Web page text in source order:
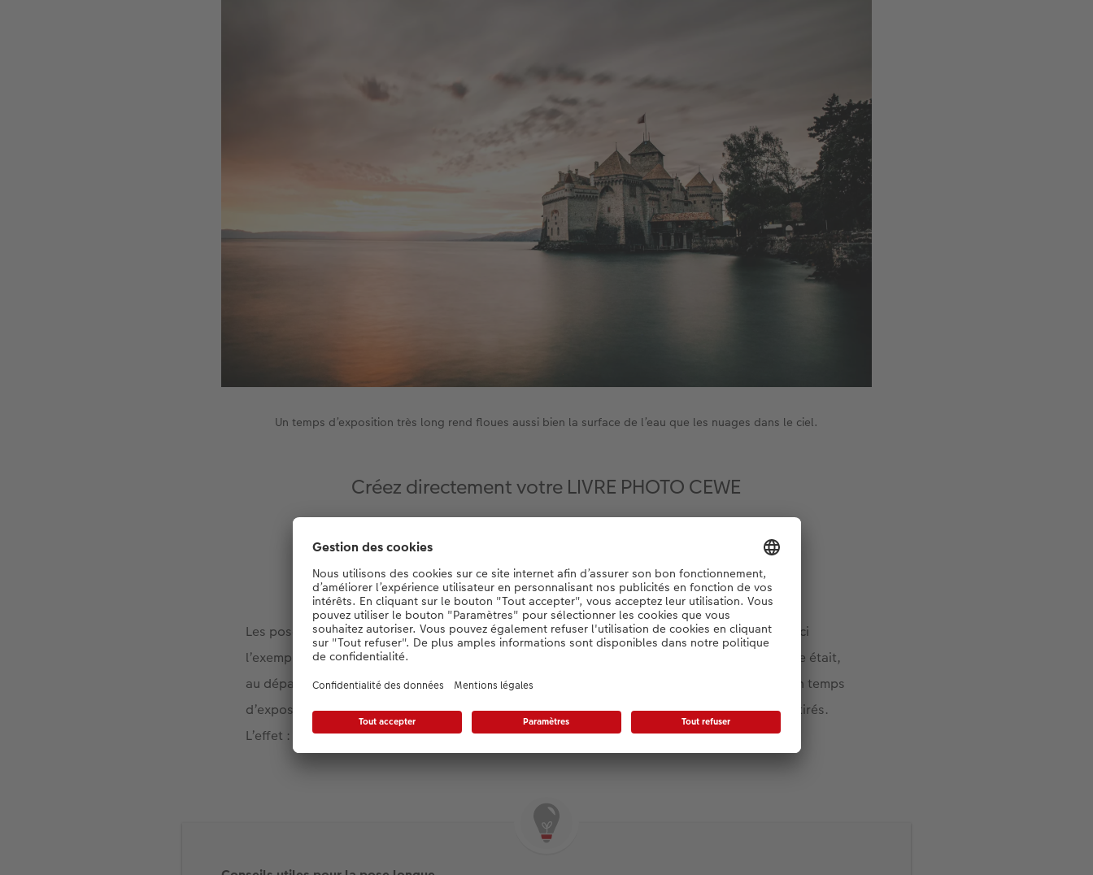
Un temps d’exposition très long rend floues aussi bien la surface de l’eau que les nuages dans le ciel.
Créez directement votre LIVRE PHOTO CEWE
Les poses longues conviennent bien pour calmer un environnement agité, comme le montre ici
l’exemple du château de Chillon. En raison d’un ciel nuageux et d’une eau très ondulée, la vue était,
au départ, très agitée et le château ne se détachait pas vraiment de l’arrière-plan. Grâce à un temps
d’exposition d’environ 45 secondes, l’eau semble très lisse sur la photo et les nuages sont étirés.
L’effet : Le château se retrouve automatiquement dans le champ de vision du spectateur.